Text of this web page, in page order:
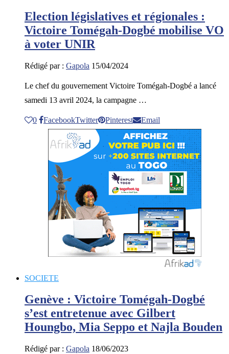
Election législatives et régionales :
Victoire Tomégah-Dogbé mobilise VO
à voter UNIR
Rédigé par : Gapola 15/04/2024
Le chef du gouvernement Victoire Tomégah-Dogbé a lancé
samedi 13 avril 2024, la campagne …
0 FacebookTwitter Pinterest Email
SOCIETE
Genève : Victoire Tomégah-Dogbé
s’est entretenue avec Gilbert
Houngbo, Mia Seppo et Najla Bouden
Rédigé par : Gapola 18/06/2023